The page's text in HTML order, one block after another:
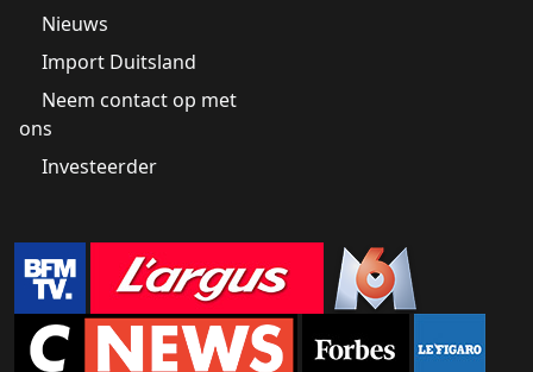
Nieuws
Import Duitsland
Neem contact op met
ons
Investeerder